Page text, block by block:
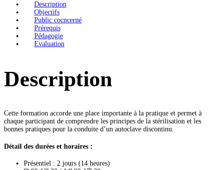
Description
Objectifs
Public cocncerné
Prérequis
Pédagogie
Evaluation
Description
Cette formation accorde une place importante à la pratique et permet à
chaque participant de comprendre les principes de la stérilisation et les
bonnes pratiques pour la conduite d’un autoclave discontinu.
Détail des durées et horaires :
Présentiel : 2 jours (14 heures)